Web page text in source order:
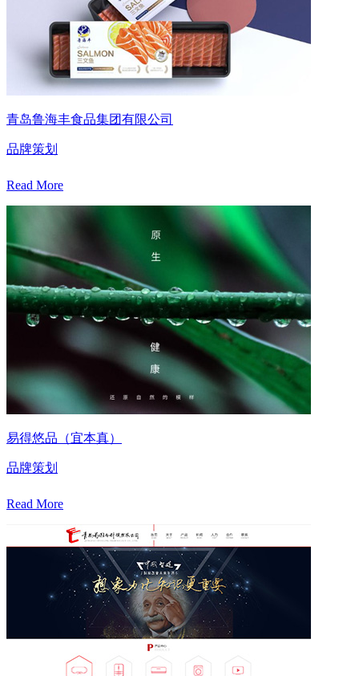
青岛鲁海丰食品集团有限公司
品牌策划
Read More
易得悠品（宜本真）
品牌策划
Read More